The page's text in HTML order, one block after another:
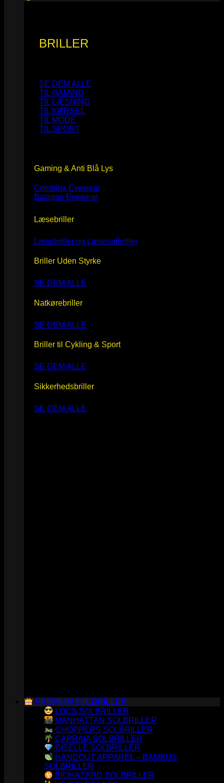
BRILLER
SE DEM ALLE
TIL GAMING
TIL LÆSNING
TIL KØRSEL
TIL MODE
TIL SPORT
Gaming & Anti Blå Lys
Combina Eyewear
Balagan Eyewear
Læsebriller
Læsebriller og Læsesolbriller
Briller Uden Styrke
SE DEM ALLE
Natkørebriller
SE DEM ALLE
Briller til Cykling & Sport
SE DEM ALLE
Sikkerhedsbriller
SE DEM ALLE
PREMIUM SOLBRILLER
LOCS SOLBRILLER
MANHATTAN SOLBRILLER
CHOPPERS SOLBRILLER
CAPRAIA SOLBRILLER
GISELLE SOLBRILLER
HANDOUT APPAREL – BAMBUS
SOLBRILLER
BIOHAZARD SOLBRILLER